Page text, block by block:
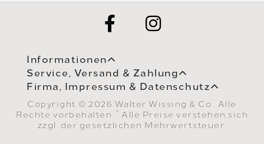
Informationen
Service, Versand & Zahlung
Firma, Impressum & Datenschutz
Copyright © 2026 Walter Wissing & Co.. Alle
Rechte vorbehalten.
* Alle Preise verstehen sich
zzgl. der gesetzlichen Mehrwertsteuer.